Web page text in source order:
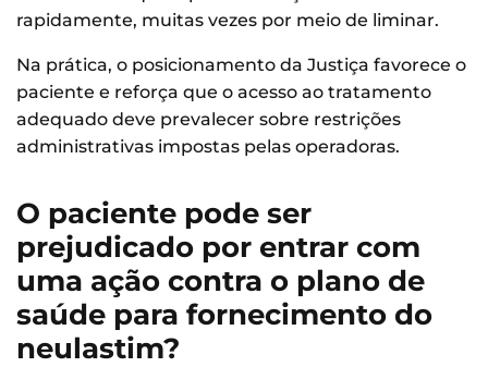
rapidamente, muitas vezes por meio de liminar.
Na prática, o posicionamento da Justiça favorece o
paciente e reforça que o acesso ao tratamento
adequado deve prevalecer sobre restrições
administrativas impostas pelas operadoras.
O paciente pode ser
prejudicado por entrar com
uma ação contra o plano de
saúde para fornecimento do
neulastim?